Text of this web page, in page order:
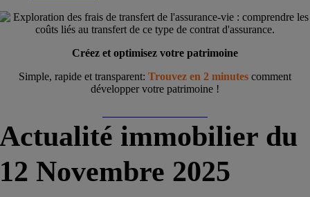
Créez et optimisez votre patrimoine
Simple, rapide et transparent: Trouvez en 2 minutes comment
développer votre patrimoine !
Actualité immobilier du
12 Novembre 2025